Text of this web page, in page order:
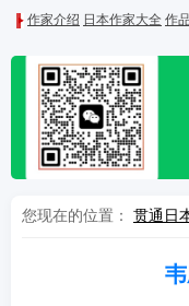
您现在的位置： 贯通日